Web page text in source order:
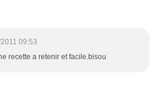
09:53
recette a retenir et facile.bisou